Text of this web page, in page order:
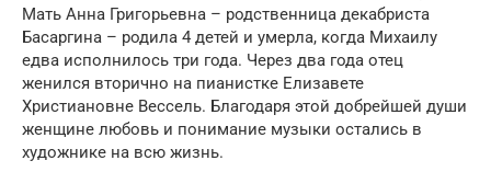
Мать Анна Григорьевна – родственница декабриста
Басаргина – родила 4 детей и умерла, когда Михаилу
едва исполнилось три года. Через два года отец
женился вторично на пианистке Елизавете
Христиановне Вессель. Благодаря этой добрейшей души
женщине любовь и понимание музыки остались в
художнике на всю жизнь.